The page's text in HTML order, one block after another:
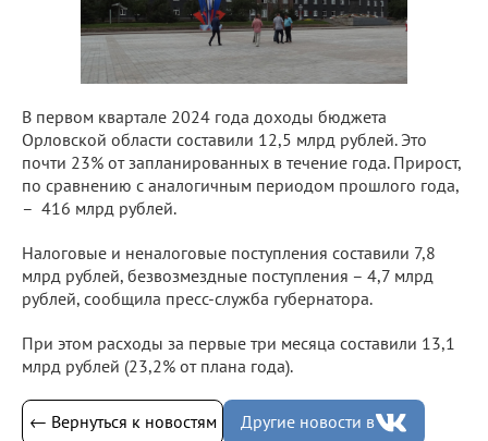
В первом квартале 2024 года доходы бюджета
Орловской области составили 12,5 млрд рублей. Это
почти 23% от запланированных в течение года. Прирост,
по сравнению с аналогичным периодом прошлого года,
– 416 млрд рублей.
Налоговые и неналоговые поступления составили 7,8
млрд рублей, безвозмездные поступления – 4,7 млрд
рублей, сообщила пресс-служба губернатора.
При этом расходы за первые три месяца составили 13,1
млрд рублей (23,2% от плана года).
← Вернуться к новостям Другие новости в